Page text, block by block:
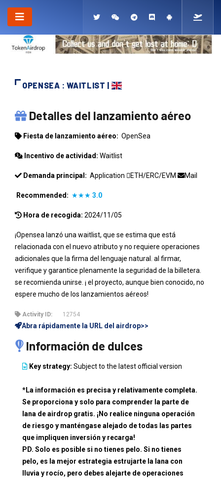
OPENSEA : WAITLIST |
OPENSEA
Detalles del lanzamiento aéreo
Fiesta de lanzamiento aéreo: OpenSea
Incentivo de actividad: Waitlist
Demanda principal: Application ETH/ERC/EVM Mail
Recommended: ★★★ 3.0
Hora de recogida: 2024/11/05
¡Opensea lanzó una waitlist, que se estima que está
relacionada con el nuevo atributo y no requiere operaciones
adicionales que la firma del lenguaje natural. al firmar,
verifique y garantice plenamente la seguridad de la billetera.
se recomienda unirse. ¡ el proyecto, aunque bien conocido, no
espere mucho de los lanzamientos aéreos!
Activity ID: 12754
Abra rápidamente la URL del airdrop>>
Información de dulces
Key strategy: Subject to the latest official version
*La información es precisa y relativamente completa.
Se proporciona y solo para comprender la parte de
lana de airdrop gratis. ¡No realice ninguna operación
de riesgo y manténgase alejado de todas las partes
que impliquen inversión y recarga!
PD. Solo es posible si no tienes pelo. Si no tienes
pelo, es la mejor estrategia estrujarte la lana con
lluvia y rocío, pero debes alejarte de operaciones